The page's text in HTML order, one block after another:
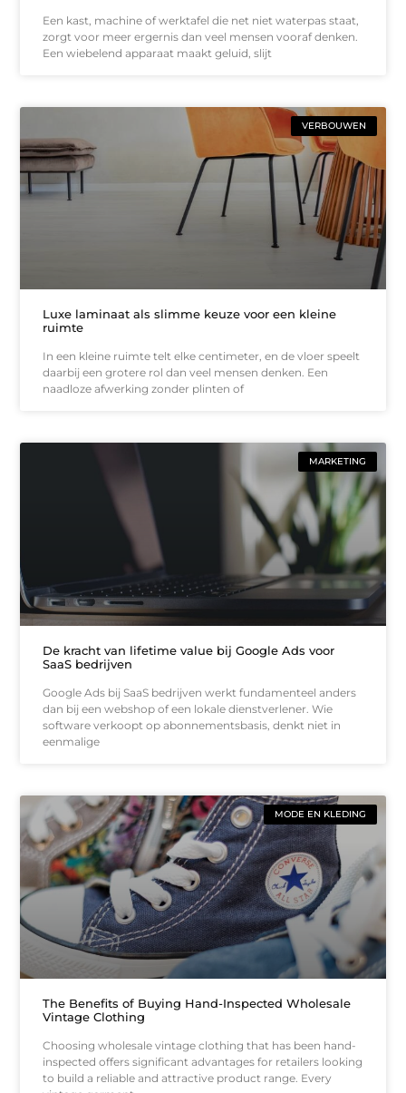
Een kast, machine of werktafel die net niet waterpas staat,
zorgt voor meer ergernis dan veel mensen vooraf denken.
Een wiebelend apparaat maakt geluid, slijt
VERBOUWEN
Luxe laminaat als slimme keuze voor een kleine
ruimte
In een kleine ruimte telt elke centimeter, en de vloer speelt
daarbij een grotere rol dan veel mensen denken. Een
naadloze afwerking zonder plinten of
MARKETING
De kracht van lifetime value bij Google Ads voor
SaaS bedrijven
Google Ads bij SaaS bedrijven werkt fundamenteel anders
dan bij een webshop of een lokale dienstverlener. Wie
software verkoopt op abonnementsbasis, denkt niet in
eenmalige
MODE EN KLEDING
The Benefits of Buying Hand-Inspected Wholesale
Vintage Clothing
Choosing wholesale vintage clothing that has been hand-
inspected offers significant advantages for retailers looking
to build a reliable and attractive product range. Every